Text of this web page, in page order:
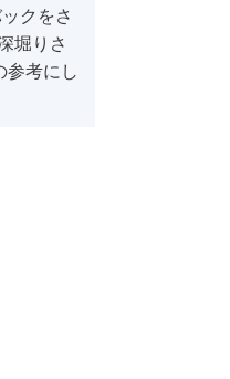
クをさ
堀りさ
参考にし